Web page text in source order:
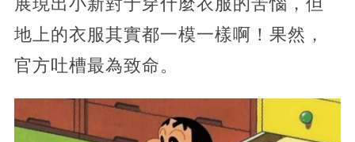
地上的衣服其實都一模一樣啊！果然，
官方吐槽最為致命。